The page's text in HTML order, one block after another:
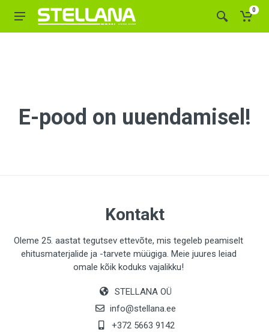
0
E-pood on uuendamisel!
Kontakt
Oleme 25. aastat tegutsev ettevõte, mis tegeleb peamiselt
ehitusmaterjalide ja -tarvete müügiga. Meie juures leiad
omale kõik koduks vajalikku!
STELLANA OÜ
info@stellana.ee
+372 5663 9142